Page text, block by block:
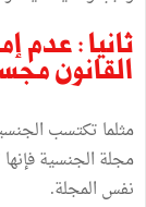
ثانيا : عدم
القانون
مثلما تكتسب
مجلة الجنسية
نفس المجلة.